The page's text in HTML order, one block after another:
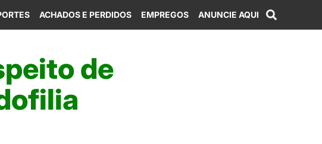
ACHADOS E PERDIDOS EMPREGOS ANUNCIE AQUI
de